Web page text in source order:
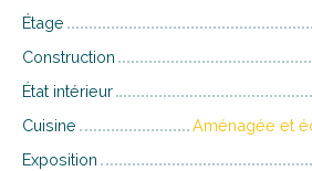
Étage
Construction
État intérieur
Cuisine
Aménagée et
Exposition